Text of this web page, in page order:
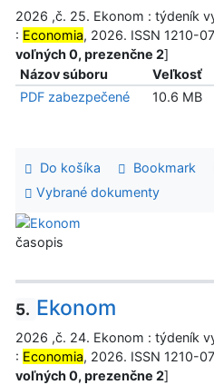
2026 ,č. 25. Ekonom : týdeník
: Economia, 2026. ISSN 1210-
voľných 0, prezenčne 2]
Názov súboru
Veľkosť
PDF zabezpečené
10.6 MB
Do košíka Bookmark
Vybrané dokumenty
časopis
5. Ekonom
2026 ,č. 24. Ekonom : týdeník
: Economia, 2026. ISSN 1210-
voľných 0, prezenčne 2]